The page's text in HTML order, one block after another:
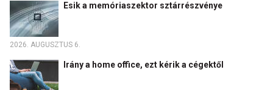
Esik a memóriaszektor sztárrészvénye
2026. AUGUSZTUS 6.
Irány a home office, ezt kérik a cégektől